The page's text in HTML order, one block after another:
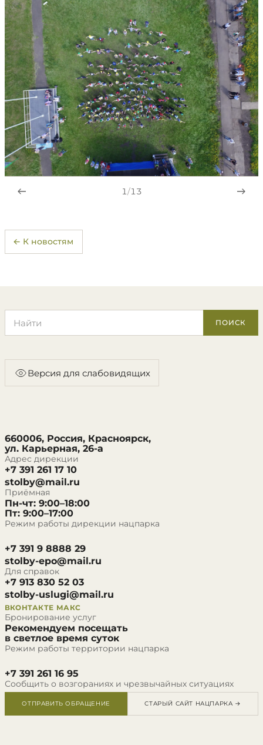
1/13
← К новостям
ПОИСК
Версия для слабовидящих
660006, Россия, Красноярск,
ул. Карьерная, 26-а
Адрес дирекции
+7 391 261 17 10
stolby@mail.ru
Приёмная
Пн-чт: 9:00–18:00
Пт: 9:00–17:00
Режим работы дирекции нацпарка
+7 391 9 8888 29
stolby-epo@mail.ru
Для справок
+7 913 830 52 03
stolby-uslugi@mail.ru
ВКОНТАКТЕ МАКС
Бронирование услуг
Рекомендуем посещать
в светлое время суток
Режим работы территории нацпарка
+7 391 261 16 95
Сообщить о возгораниях и чрезвычайных ситуациях
ОТПРАВИТЬ ОБРАЩЕНИЕ СТАРЫЙ САЙТ НАЦПАРКА →